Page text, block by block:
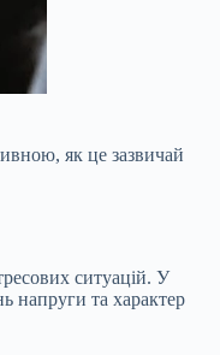
як це зазвичай
ситуацій. У
напруги та характер